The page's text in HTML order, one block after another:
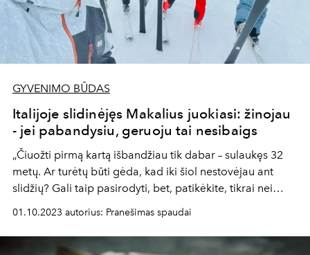
GYVENIMO BŪDAS
Italijoje slidinėjęs Makalius juokiasi: žinojau
- jei pabandysiu, geruoju tai nesibaigs
„Čiuožti pirmą kartą išbandžiau tik dabar – sulaukęs 32
metų. Ar turėtų būti gėda, kad iki šiol nestovėjau ant
slidžių? Gali taip pasirodyti, bet, patikėkite, tikrai nei
vienam nereikia gėdytis, jog nemokate čiuožti.
01.10.2023 autorius: Pranešimas spaudai